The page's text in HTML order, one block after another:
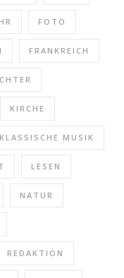
FOTO
FRANKREICH
KIRCHE
KLASSISCHE MUSIK
LESEN
NATUR
REDAKTION